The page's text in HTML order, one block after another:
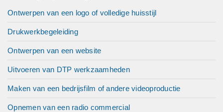
Ontwerpen van een logo of volledige huisstijl
Drukwerkbegeleiding
Ontwerpen van een website
Uitvoeren van DTP werkzaamheden
Maken van een bedrijsfilm of andere videoproductie
Opnemen van een radio commercial